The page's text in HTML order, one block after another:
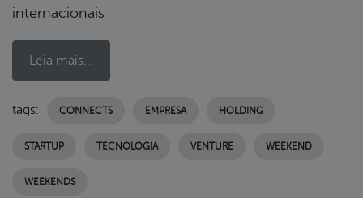
internacionais
Leia mais...
tags: CONNECTS EMPRESA HOLDING
STARTUP TECNOLOGIA VENTURE WEEKEND
WEEKENDS